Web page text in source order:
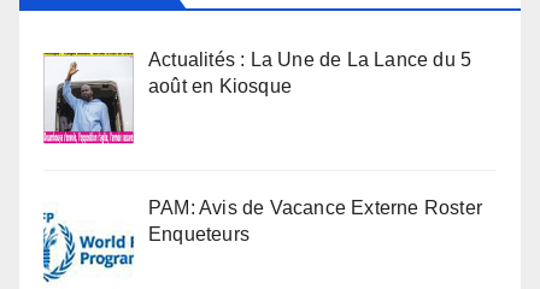
Actualités : La Une de La Lance du 5
août en Kiosque
PAM: Avis de Vacance Externe Roster
Enqueteurs